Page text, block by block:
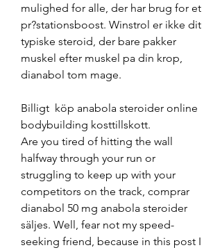
mulighed for alle, der har brug for et
pr?stationsboost. Winstrol er ikke dit
typiske steroid, der bare pakker
muskel efter muskel pa din krop,
dianabol tom mage.
Billigt  köp anabola steroider online
bodybuilding kosttillskott.
Are you tired of hitting the wall
halfway through your run or
struggling to keep up with your
competitors on the track, comprar
dianabol 50 mg anabola steroider
säljes. Well, fear not my speed-
seeking friend, because in this post I